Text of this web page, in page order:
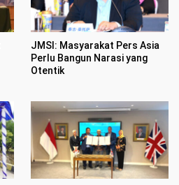
JMSI: Masyarakat Pers Asia
Perlu Bangun Narasi yang
Otentik